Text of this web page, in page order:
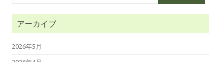
索:
アーカイブ
2026年5月